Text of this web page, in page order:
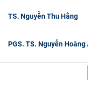
TS. Nguyễn Thu Hằng
PGS. TS. Nguyễn Hoàng